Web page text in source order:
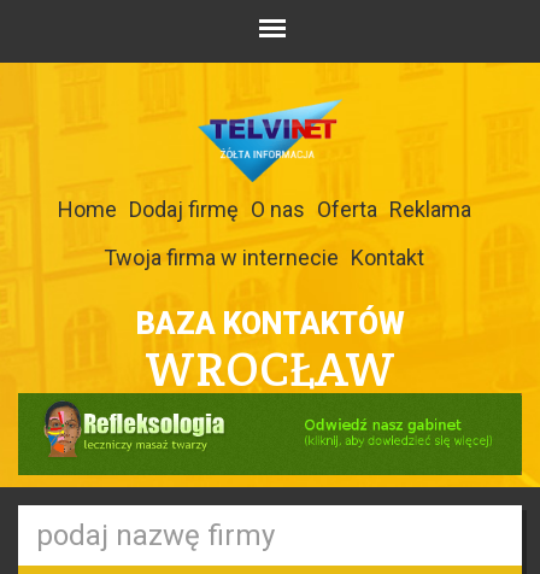
Home Dodaj firmę O nas Oferta Reklama
Twoja firma w internecie Kontakt
BAZA KONTAKTÓW
WROCŁAW